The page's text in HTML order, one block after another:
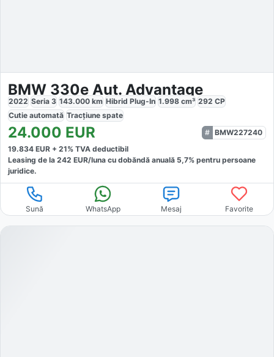
BMW 330e Aut. Advantage
2022 Seria 3 143.000 km Hibrid Plug-In 1.998 cm³ 292 CP
Cutie automată Tracțiune spate
24.000 EUR
BMW227240
19.834 EUR + 21% TVA deductibil
Leasing de la 242 EUR/luna cu dobăndă anuală 5,7% pentru persoane
juridice.
Sună WhatsApp Mesaj Favorite